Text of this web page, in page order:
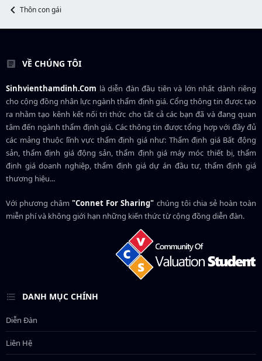
Thôn con gái
VỀ CHÚNG TÔI
Sinhvienthamdinh.Com là diễn đàn đầu tiên và lớn nhất dành riêng
cho cộng đồng nhân lực ngànhthẩm định giá. Cổng thông tin được tạo
ra nhằm tạo kênh kết nối tri thức cho tất cả các bạn đã và đang quan
tâm đến ngành thẩm định giá. Các thông tin được tổng hợp với đầy đủ
các mảng thuộc lĩnh vực thẩm định giá như: Thẩm định giá Bất động
sản, thẩm định giá động sản, thẩm định giá máy móc thiết bị, thẩm
định giá doanh nghiệp, thẩm định giá dự án đầu tư, thẩm định giá
thương hiệu...
Với phương châm"Connet For Sharing" chúng tôi chia sẻ hoàn toàn
miễn phí và không giới hạn những kiến thức từ cộng đồng diễn đàn.
DANH MỤC CHÍNH
Diễn Đàn
Liên Hệ